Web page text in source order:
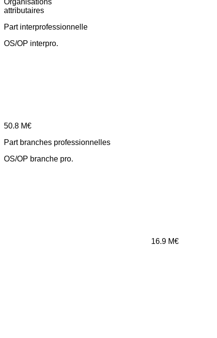
Organisations
attributaires
Part interprofessionnelle
OS/OP interpro.
50.8 M€
Part branches professionnelles
OS/OP branche pro.
16.9 M€